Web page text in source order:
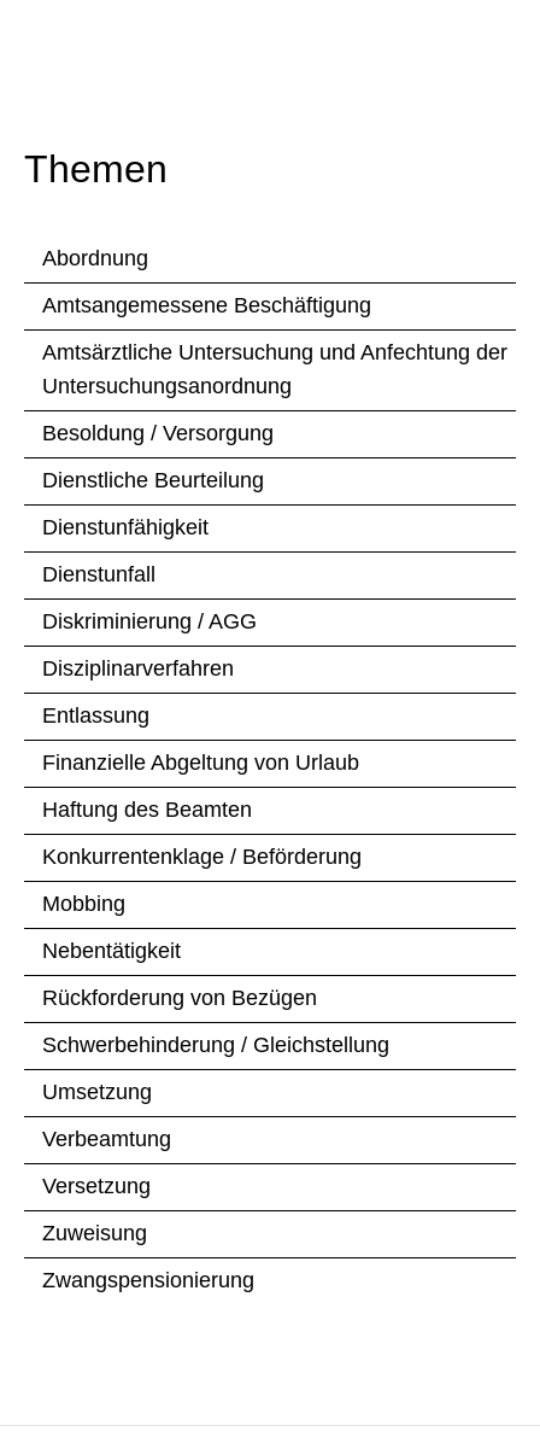
Themen
Abordnung
Amtsangemessene Beschäftigung
Amtsärztliche Untersuchung und Anfechtung der
Untersuchungsanordnung
Besoldung / Versorgung
Dienstliche Beurteilung
Dienstunfähigkeit
Dienstunfall
Diskriminierung / AGG
Disziplinarverfahren
Entlassung
Finanzielle Abgeltung von Urlaub
Haftung des Beamten
Konkurrentenklage / Beförderung
Mobbing
Nebentätigkeit
Rückforderung von Bezügen
Schwerbehinderung / Gleichstellung
Umsetzung
Verbeamtung
Versetzung
Zuweisung
Zwangspensionierung